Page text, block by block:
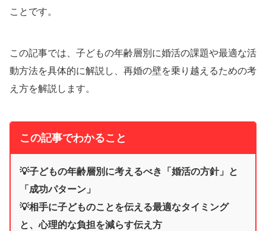
ことです。
この記事では、子どもの年齢層別に婚活の課題や最適な活
動方法を具体的に解説し、再婚の壁を乗り越えるための考
え方を解説します。
この記事でわかること
💡子どもの年齢層別に考えるべき「婚活の方針」と
「成功パターン」
💡相手に子どものことを伝える最適なタイミング
と、心理的な負担を減らす伝え方